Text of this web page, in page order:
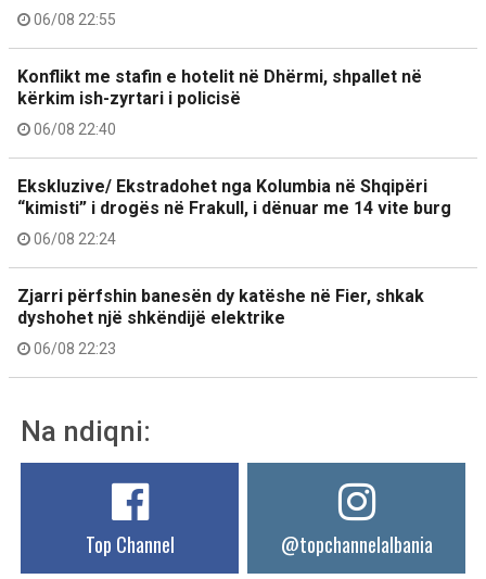
06/08 22:55
Konflikt me stafin e hotelit në Dhërmi, shpallet në
kërkim ish-zyrtari i policisë
06/08 22:40
Ekskluzive/ Ekstradohet nga Kolumbia në Shqipëri
“kimisti” i drogës në Frakull, i dënuar me 14 vite burg
06/08 22:24
Zjarri përfshin banesën dy katëshe në Fier, shkak
dyshohet një shkëndijë elektrike
06/08 22:23
Na ndiqni:
Top Channel @topchannelalbania